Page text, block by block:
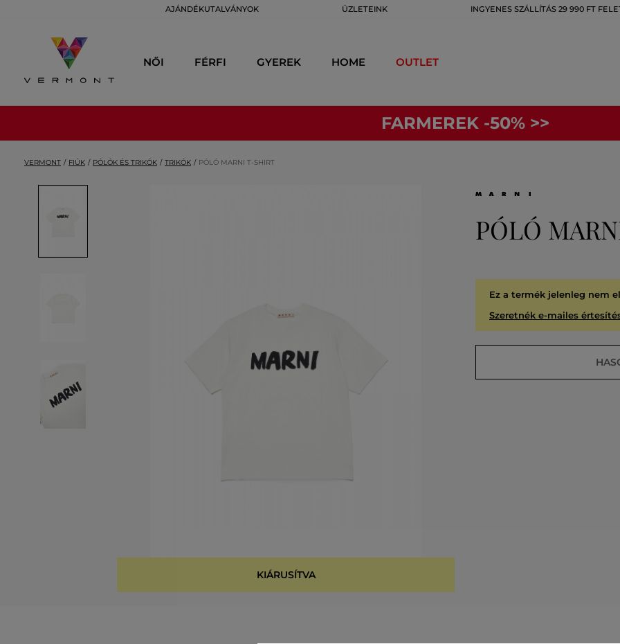
AJÁNDÉKUTALVÁNYOK ÜZLETEINK INGYENES SZÁLLÍTÁS 29 990 FT
NŐI FÉRFI GYEREK HOME OUTLET
FARMEREK -50% >>
VERMONT FIÚK PÓLÓK ÉS TRIKÓK TRIKÓK PÓLÓ MARNI T-SHIRT
KIÁRUSÍTVA
PÓLÓ
Ez a termék jelenleg nem
Szeretnék e-mailes